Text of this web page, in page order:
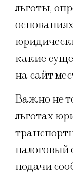
льготы,
какие
на сайт
Важно не
льготах
налоговый
подачи